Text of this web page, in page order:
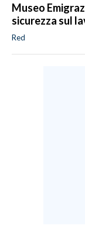
Museo
sicurezza sul
Red